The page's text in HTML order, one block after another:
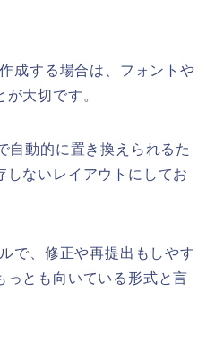
成する場合は、フォントや
大切です。
自動的に置き換えられるた
しないレイアウトにしてお
で、修正や再提出もしやす
っとも向いている形式と言